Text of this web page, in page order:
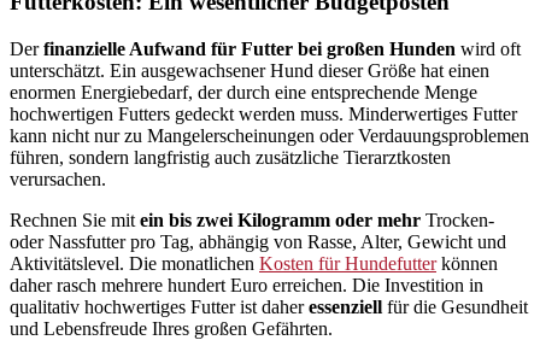
Derfinanzielle Aufwand für Futter bei großen Hunden wird oft
unterschätzt. Ein ausgewachsener Hund dieser Größe hat einen
enormen Energiebedarf, der durch eine entsprechende Menge
hochwertigen Futters gedeckt werden muss. Minderwertiges Futter
kann nicht nur zu Mangelerscheinungen oder Verdauungsproblemen
führen, sondern langfristig auch zusätzliche Tierarztkosten
verursachen.
Rechnen Sie mit ein bis zwei Kilogramm oder mehr Trocken-
oder Nassfutter pro Tag, abhängig von Rasse, Alter, Gewicht und
Aktivitätslevel. Die monatlichen Kosten für Hundefutterkönnen
daher rasch mehrere hundert Euro erreichen. Die Investition in
qualitativ hochwertiges Futter ist daheressenziell für die Gesundheit
und Lebensfreude Ihres großen Gefährten.